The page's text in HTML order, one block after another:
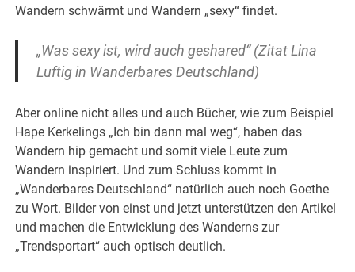
Wandern schwärmt und Wandern „sexy“ findet.
„Was sexy ist, wird auch geshared“ (Zitat Lina
Luftig in Wanderbares Deutschland)
Aber online nicht alles und auch Bücher, wie zum Beispiel
Hape Kerkelings „Ich bin dann mal weg“, haben das
Wandern hip gemacht und somit viele Leute zum
Wandern inspiriert. Und zum Schluss kommt in
„Wanderbares Deutschland“ natürlich auch noch Goethe
zu Wort. Bilder von einst und jetzt unterstützen den Artikel
und machen die Entwicklung des Wanderns zur
„Trendsportart“ auch optisch deutlich.